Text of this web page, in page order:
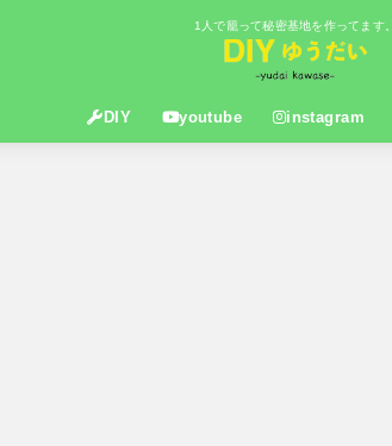
1人で籠って秘密基地を作ってます。
DIY youtube instagram